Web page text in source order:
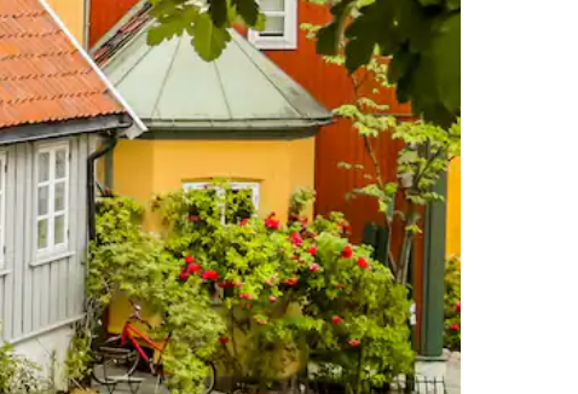
स्वाइप जेस्चर का इस्तेमाल करके एक्सप्लोर करें।